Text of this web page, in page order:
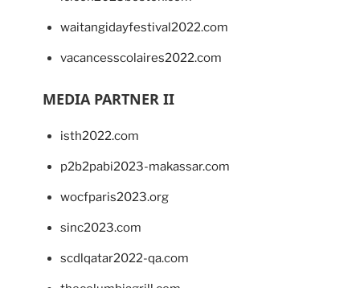
waitangidayfestival2022.com
vacancesscolaires2022.com
MEDIA PARTNER II
isth2022.com
p2b2pabi2023-makassar.com
wocfparis2023.org
sinc2023.com
scdlqatar2022-qa.com